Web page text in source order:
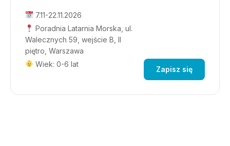
7.11-22.11.2026
Poradnia Latarnia Morska, ul.
Walecznych 59, wejście B, II
piętro, Warszawa
Wiek: 0-6 lat
Zapisz się